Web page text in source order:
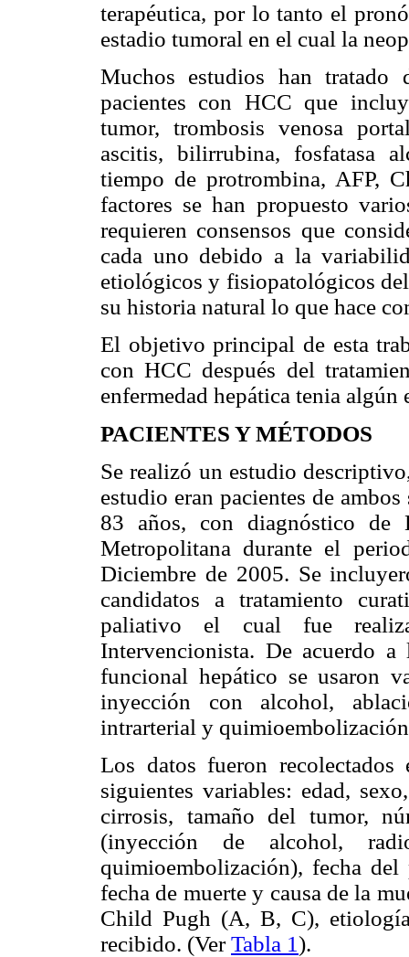
terapéutica, por lo tanto el
estadio tumoral en el cual la
Muchos estudios han tratado
pacientes con HCC que
tumor, trombosis venosa
ascitis, bilirrubina, fosfatasa
tiempo de protrombina, AFP,
factores se han propuesto
requieren consensos que
cada uno debido a la
etiológicos y fisiopatológicos
su historia natural lo que hace
El objetivo principal de esta
con HCC después del
enfermedad hepática tenia algún
PACIENTES Y MÉTODOS
Se realizó un estudio
estudio eran pacientes de
83 años, con diagnóstico de
Metropolitana durante el
Diciembre de 2005. Se
candidatos a tratamiento
paliativo el cual fue
Intervencionista. De acuerdo
funcional hepático se usaron
inyección con alcohol,
intrarterial y
Los datos fueron
siguientes variables: edad,
cirrosis, tamaño del tumor,
(inyección de alcohol,
quimioembolización), fecha
fecha de muerte y causa de la
Child Pugh (A, B, C),
recibido. (VerTabla 1).